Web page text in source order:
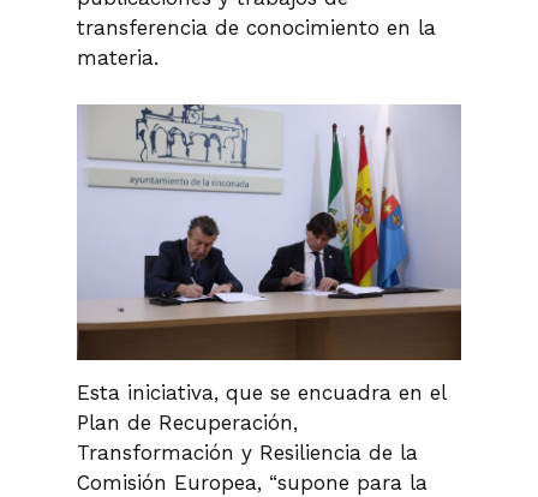
transferencia de conocimiento en la
materia.
Esta iniciativa, que se encuadra en el
Plan de Recuperación,
Transformación y Resiliencia de la
Comisión Europea, “supone para la